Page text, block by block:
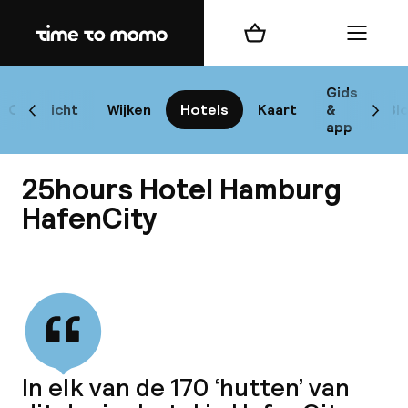
Home
Overzicht Wijken Hotels Kaart
Gids
&
app
Scroll naar links
Winkelmand Menu
25hours Hotel Hamburg
HafenCity
In elk van de 170 ‘hutten’ van